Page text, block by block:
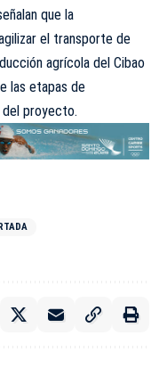
que la
el transporte de
agrícola del Cibao
las etapas de
proyecto.